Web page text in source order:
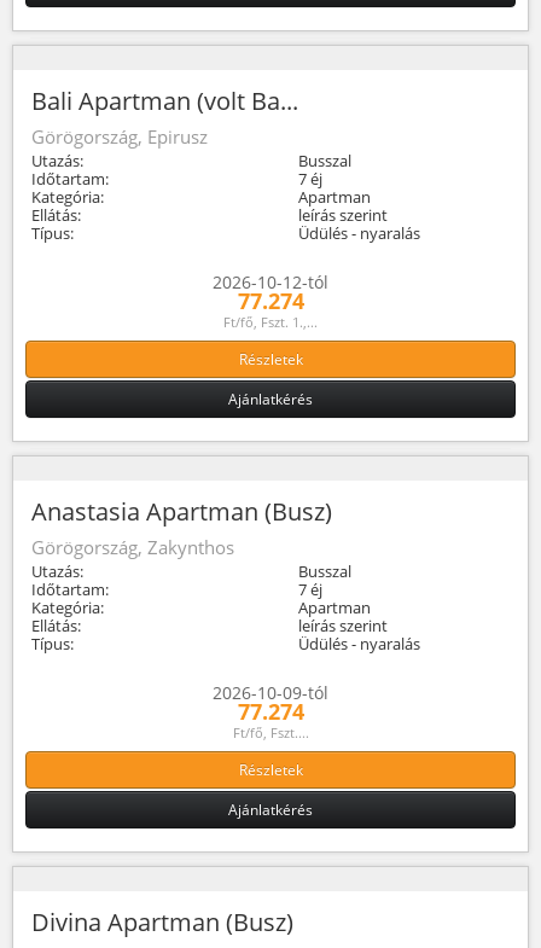
Bali Apartman (volt Ba...
Görögország, Epirusz
Utazás:
Busszal
Időtartam:
7 éj
Kategória:
Apartman
Ellátás:
leírás szerint
Típus:
Üdülés - nyaralás
2026-10-12-tól
77.274
Ft/fő, Fszt. 1.,...
Részletek
Ajánlatkérés
Anastasia Apartman (Busz)
Görögország, Zakynthos
Utazás:
Busszal
Időtartam:
7 éj
Kategória:
Apartman
Ellátás:
leírás szerint
Típus:
Üdülés - nyaralás
2026-10-09-tól
77.274
Ft/fő, Fszt....
Részletek
Ajánlatkérés
Divina Apartman (Busz)